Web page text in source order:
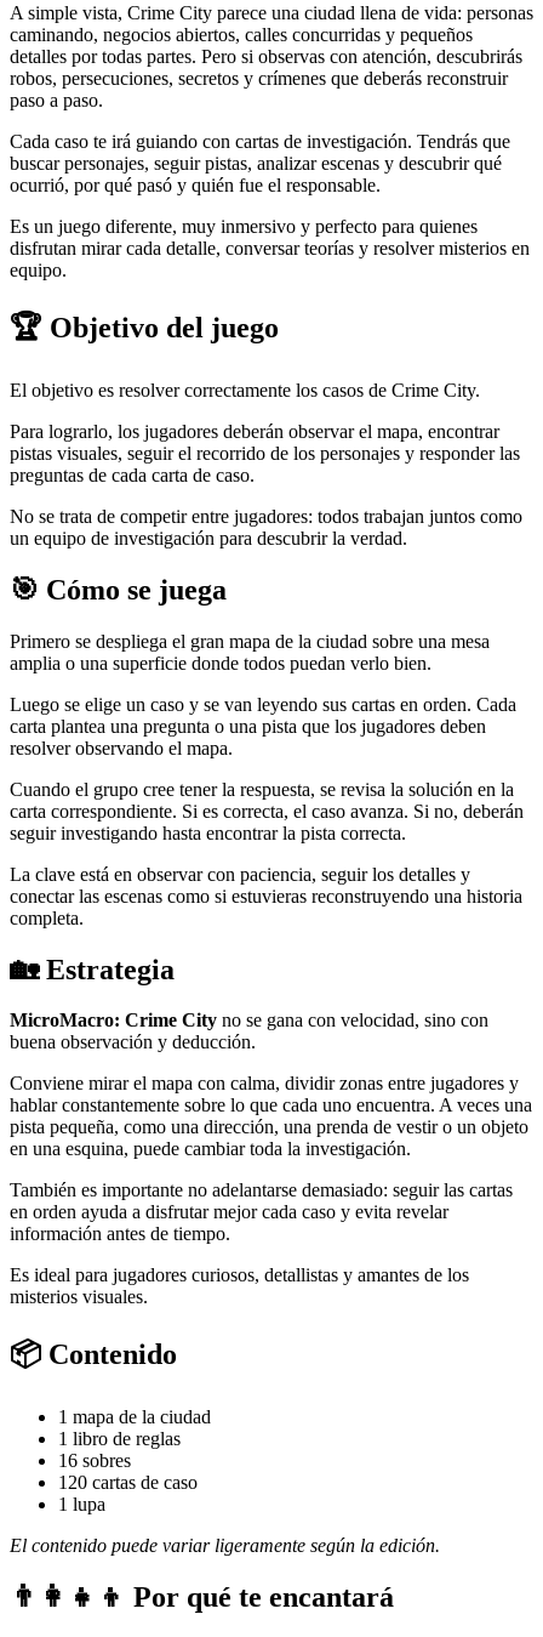
A simple vista, Crime City parece una ciudad llena de vida: personas
caminando, negocios abiertos, calles concurridas y pequeños
detalles por todas partes. Pero si observas con atención, descubrirás
robos, persecuciones, secretos y crímenes que deberás reconstruir
paso a paso.
Cada caso te irá guiando con cartas de investigación. Tendrás que
buscar personajes, seguir pistas, analizar escenas y descubrir qué
ocurrió, por qué pasó y quién fue el responsable.
Es un juego diferente, muy inmersivo y perfecto para quienes
disfrutan mirar cada detalle, conversar teorías y resolver misterios en
equipo.
🏆 Objetivo del juego
El objetivo es resolver correctamente los casos de Crime City.
Para lograrlo, los jugadores deberán observar el mapa, encontrar
pistas visuales, seguir el recorrido de los personajes y responder las
preguntas de cada carta de caso.
No se trata de competir entre jugadores: todos trabajan juntos como
un equipo de investigación para descubrir la verdad.
🎯 Cómo se juega
Primero se despliega el gran mapa de la ciudad sobre una mesa
amplia o una superficie donde todos puedan verlo bien.
Luego se elige un caso y se van leyendo sus cartas en orden. Cada
carta plantea una pregunta o una pista que los jugadores deben
resolver observando el mapa.
Cuando el grupo cree tener la respuesta, se revisa la solución en la
carta correspondiente. Si es correcta, el caso avanza. Si no, deberán
seguir investigando hasta encontrar la pista correcta.
La clave está en observar con paciencia, seguir los detalles y
conectar las escenas como si estuvieras reconstruyendo una historia
completa.
🏡 Estrategia
MicroMacro: Crime City no se gana con velocidad, sino con
buena observación y deducción.
Conviene mirar el mapa con calma, dividir zonas entre jugadores y
hablar constantemente sobre lo que cada uno encuentra. A veces una
pista pequeña, como una dirección, una prenda de vestir o un objeto
en una esquina, puede cambiar toda la investigación.
También es importante no adelantarse demasiado: seguir las cartas
en orden ayuda a disfrutar mejor cada caso y evita revelar
información antes de tiempo.
Es ideal para jugadores curiosos, detallistas y amantes de los
misterios visuales.
📦 Contenido
1 mapa de la ciudad
1 libro de reglas
16 sobres
120 cartas de caso
1 lupa
El contenido puede variar ligeramente según la edición.
👨‍👩‍👧‍👦 Por qué te encantará